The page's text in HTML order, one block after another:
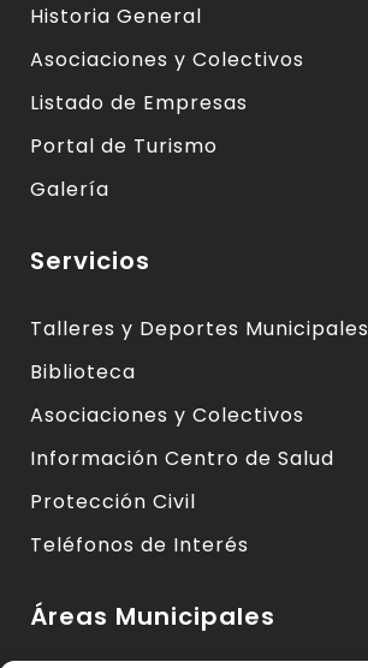
Historia General
Asociaciones y Colectivos
Listado de Empresas
Portal de Turismo
Galería
Servicios
Talleres y Deportes Municipales
Biblioteca
Asociaciones y Colectivos
Información Centro de Salud
Protección Civil
Teléfonos de Interés
Áreas Municipales